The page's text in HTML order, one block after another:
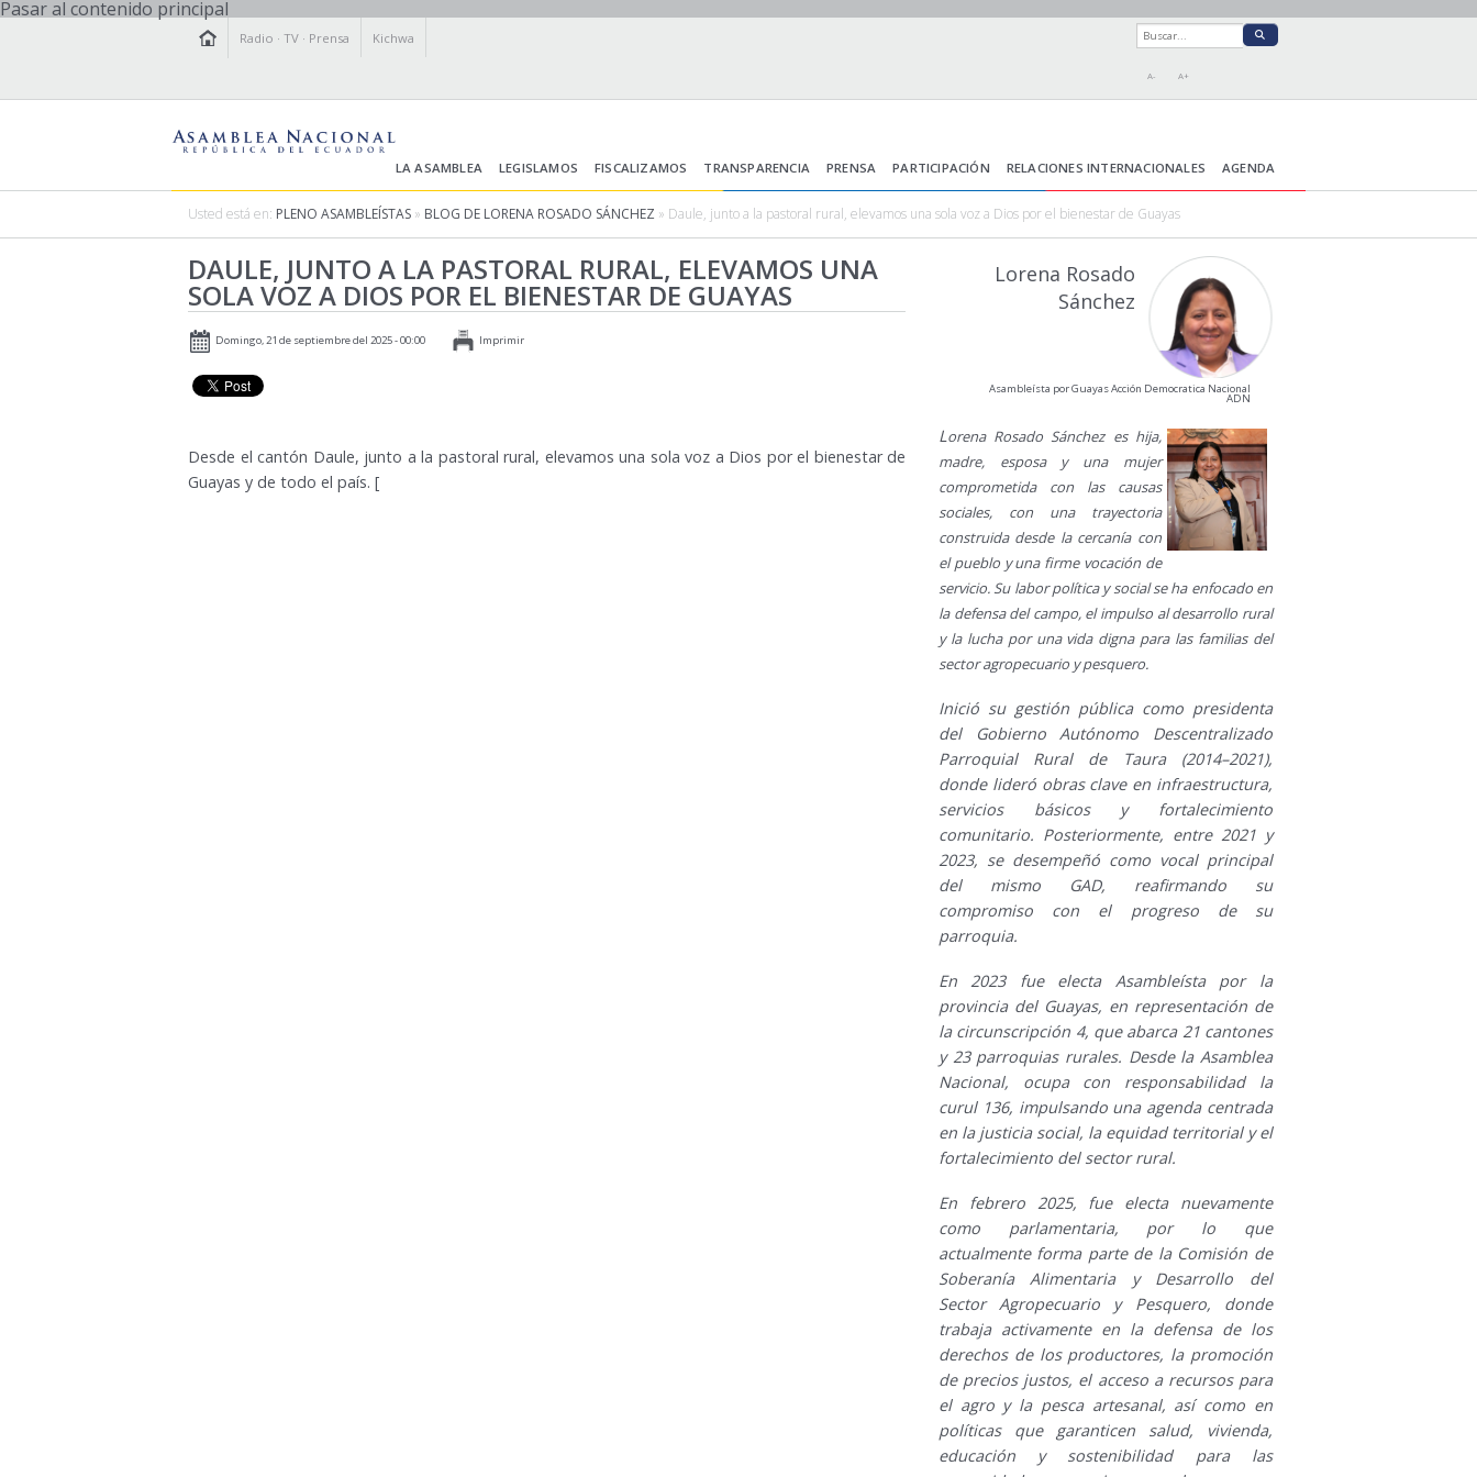
Pasar al contenido principal
Radio ·TV · Prensa Kichwa
A- A+
LA ASAMBLEA LEGISLAMOS FISCALIZAMOS TRANSPARENCIA PRENSA PARTICIPACIÓN RELACIONES INTERNACIONALES AGENDA
Usted está en: PLENO ASAMBLEÍSTAS » BLOG DE LORENA ROSADO SÁNCHEZ » Daule, junto a la pastoral rural, elevamos una sola voz a Dios por el bienestar de Guayas
DAULE, JUNTO A LA PASTORAL RURAL, ELEVAMOS UNA
SOLA VOZ A DIOS POR EL BIENESTAR DE GUAYAS
Domingo, 21 de septiembre del 2025 - 00:00 Imprimir
Desde el cantón Daule, junto a la pastoral rural, elevamos una sola voz a Dios por el bienestar de
Guayas y de todo el país. [
Lorena Rosado
Sánchez
Asambleísta por Guayas Acción Democratica Nacional
ADN
Lorena Rosado Sánchez es hija,
madre, esposa y una mujer
comprometida con las causas
sociales, con una trayectoria
construida desde la cercanía con
el pueblo y una firme vocación de
servicio. Su labor política y social se ha enfocado en
la defensa del campo, el impulso al desarrollo rural
y la lucha por una vida digna para las familias del
sector agropecuario y pesquero.
Inició su gestión pública como presidenta
del Gobierno Autónomo Descentralizado
Parroquial Rural de Taura (2014–2021),
donde lideró obras clave en infraestructura,
servicios básicos y fortalecimiento
comunitario. Posteriormente, entre 2021 y
2023, se desempeñó como vocal principal
del mismo GAD, reafirmando su
compromiso con el progreso de su
parroquia.
En 2023 fue electa Asambleísta por la
provincia del Guayas, en representación de
la circunscripción 4, que abarca 21 cantones
y 23 parroquias rurales. Desde la Asamblea
Nacional, ocupa con responsabilidad la
curul 136, impulsando una agenda centrada
en la justicia social, la equidad territorial y el
fortalecimiento del sector rural.
En febrero 2025, fue electa nuevamente
como parlamentaria, por lo que
actualmente forma parte de la Comisión de
Soberanía Alimentaria y Desarrollo del
Sector Agropecuario y Pesquero, donde
trabaja activamente en la defensa de los
derechos de los productores, la promoción
de precios justos, el acceso a recursos para
el agro y la pesca artesanal, así como en
políticas que garanticen salud, vivienda,
educación y sostenibilidad para las